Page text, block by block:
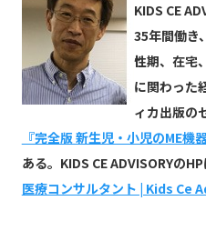
KIDS CE
35年間働き
性期、在宅
に関わった
ィカ出版の
『完全版 新生児・小児のME機
ある。KIDS CE ADVISORYの
医療コンサルタント | Kids Ce